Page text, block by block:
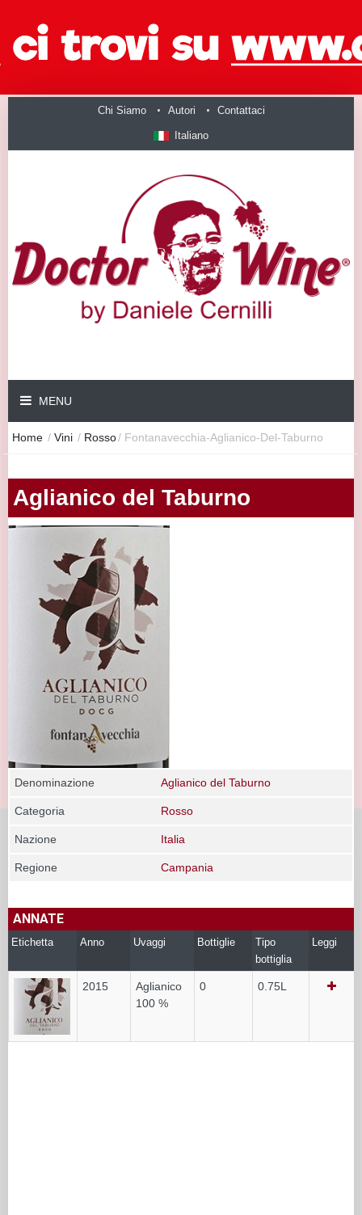
Chi Siamo Autori Contattaci
Italiano
MENU
Home / Vini / Rosso/ Fontanavecchia-Aglianico-Del-Taburno
Aglianico del Taburno
Denominazione Aglianico del Taburno
Categoria Rosso
Nazione Italia
Regione Campania
ANNATE
Etichetta Anno Uvaggi Bottiglie
Tipo
bottiglia
Leggi
2015
Aglianico
100 %
0 0.75L